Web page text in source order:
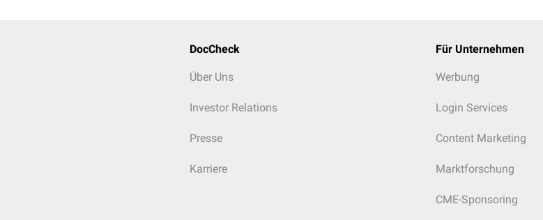
DocCheck
Über Uns
Investor Relations
Presse
Karriere
Für Unternehmen
Werbung
Login Services
Content Marketing
Marktforschung
CME-Sponsoring